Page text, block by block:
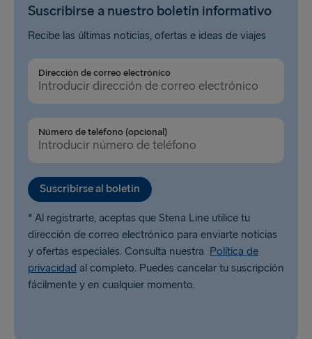
Suscribirse a nuestro boletín informativo
Recibe las últimas noticias, ofertas e ideas de viajes
Dirección de correo electrónico
Número de teléfono (opcional)
Suscribirse al boletín
* Al registrarte, aceptas que Stena Line utilice tu
dirección de correo electrónico para enviarte noticias
y ofertas especiales. Consulta nuestra Política de
privacidad al completo. Puedes cancelar tu suscripción
fácilmente y en cualquier momento.